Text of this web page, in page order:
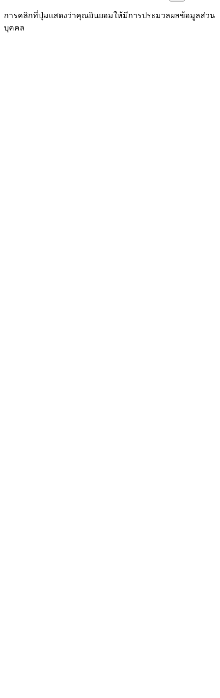
การคลิกที่ปุ่มแสดงว่าคุณยินยอมให้มีการประมวลผลข้อมูลส่วน
บุคคล